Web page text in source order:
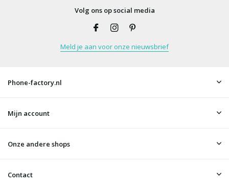
Volg ons op social media
Meld je aan voor onze nieuwsbrief
Phone-factory.nl
Mijn account
Onze andere shops
Contact